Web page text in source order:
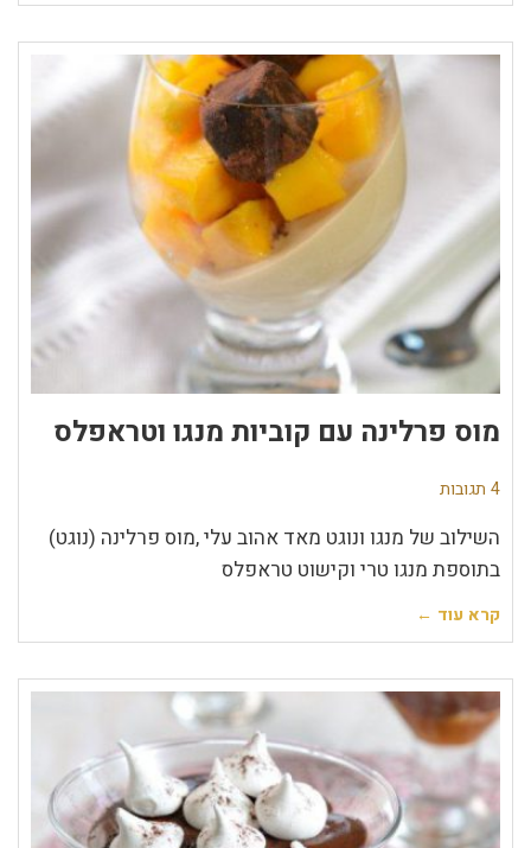
מוס פרלינה עם קוביות מנגו וטראפלס
4 תגובות
השילוב של מנגו ונוגט מאד אהוב עלי ,מוס פרלינה (נוגט)
בתוספת מנגו טרי וקישוט טראפלס
קרא עוד ←